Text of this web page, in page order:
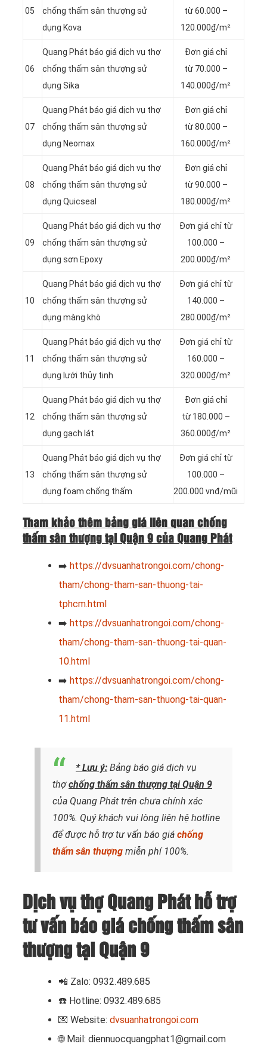
05
chống thấm sân thượng sử
dụng Kova
từ 60.000 –
120.000₫/m²
06
Quang Phát báo giá dịch vụ thợ
chống thấm sân thượng sử
dụng Sika
Đơn giá chỉ
từ 70.000 –
140.000₫/m²
07
Quang Phát báo giá dịch vụ thợ
chống thấm sân thượng sử
dụng Neomax
Đơn giá chỉ
từ 80.000 –
160.000₫/m²
08
Quang Phát báo giá dịch vụ thợ
chống thấm sân thượng sử
dụng Quicseal
Đơn giá chỉ
từ 90.000 –
180.000₫/m²
09
Quang Phát báo giá dịch vụ thợ
chống thấm sân thượng sử
dụng sơn Epoxy
Đơn giá chỉ từ
100.000 –
200.000₫/m²
10
Quang Phát báo giá dịch vụ thợ
chống thấm sân thượng sử
dụng màng khò
Đơn giá chỉ từ
140.000 –
280.000₫/m²
11
Quang Phát báo giá dịch vụ thợ
chống thấm sân thượng sử
dụng lưới thủy tinh
Đơn giá chỉ từ
160.000 –
320.000₫/m²
12
Quang Phát báo giá dịch vụ thợ
chống thấm sân thượng sử
dụng gạch lát
Đơn giá chỉ
từ 180.000 –
360.000₫/m²
13
Quang Phát báo giá dịch vụ thợ
chống thấm sân thượng sử
dụng foam chống thấm
Đơn giá chỉ từ
100.000 –
200.000 vnđ/mũi
Tham khảo thêm bảng giá liên quan chống
thấm sân thượng tại Quận 9 của Quang Phát
➡️ https://dvsuanhatrongoi.com/chong-
tham/chong-tham-san-thuong-tai-
tphcm.html
➡️ https://dvsuanhatrongoi.com/chong-
tham/chong-tham-san-thuong-tai-quan-
10.html
➡️ https://dvsuanhatrongoi.com/chong-
tham/chong-tham-san-thuong-tai-quan-
11.html
* Lưu ý: Bảng báo giá dịch vụ
thợchống thấm sân thượng tại Quận 9
của Quang Phát trên chưa chính xác
100%. Quý khách vui lòng liên hệ hotline
để được hỗ trợ tư vấn báo giá chống
thấm sân thượng miễn phí 100%.
Dịch vụ thợ Quang Phát hỗ trợ
tư vấn báo giá chống thấm sân
thượng tại Quận 9
📲 Zalo: 0932.489.685
☎️ Hotline: 0932.489.685
💌 Website: dvsuanhatrongoi.com
🌐 Mail: diennuocquangphat1@gmail.com